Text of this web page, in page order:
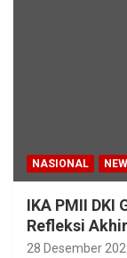
NASIONAL
IKA PMII DKI
Refleksi
28 Desember